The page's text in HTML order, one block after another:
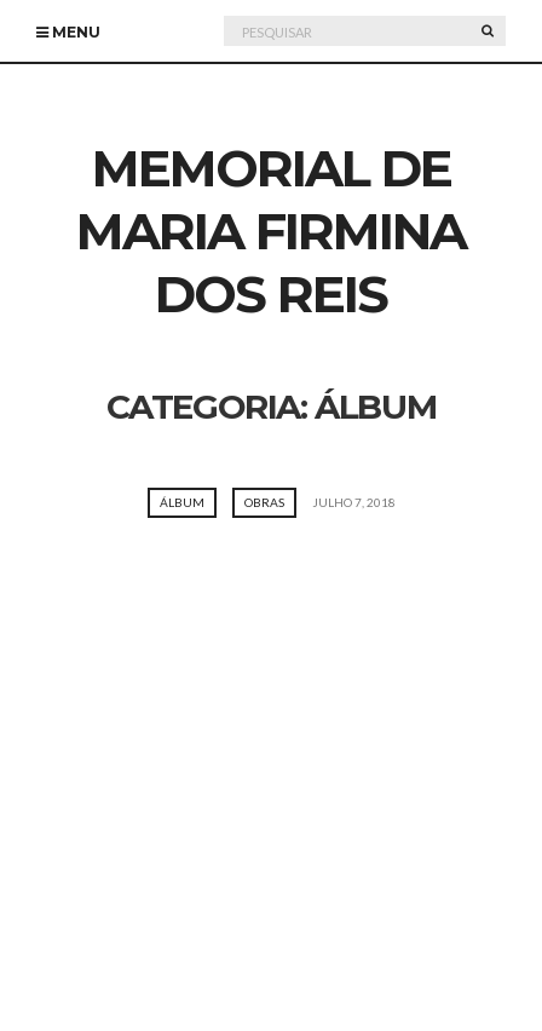
MENU
Pesquisar
por:
MEMORIAL DE
MARIA FIRMINA
DOS REIS
CATEGORIA:ÁLBUM
ÁLBUM OBRAS JULHO 7, 2018